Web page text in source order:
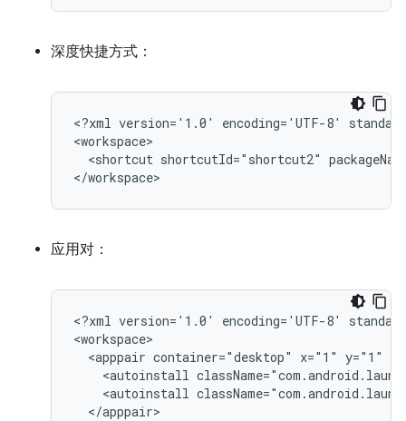
深度快捷方式：
<?xml version='1.0' encoding='UTF-8'
<shortcut shortcutId="shortcut2"
应用对：
<?xml version='1.0' encoding='UTF-8'
<apppair container="desktop" x="1" y="1"
<autoinstall
<autoinstall
</apppair>